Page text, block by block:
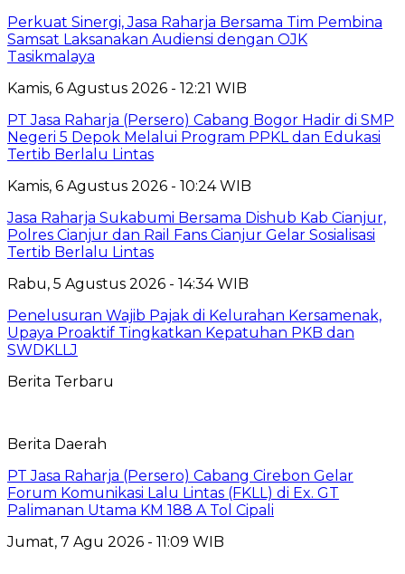
Perkuat Sinergi, Jasa Raharja Bersama Tim Pembina
Samsat Laksanakan Audiensi dengan OJK
Tasikmalaya
Kamis, 6 Agustus 2026 - 12:21 WIB
PT Jasa Raharja (Persero) Cabang Bogor Hadir di SMP
Negeri 5 Depok Melalui Program PPKL dan Edukasi
Tertib Berlalu Lintas
Kamis, 6 Agustus 2026 - 10:24 WIB
Jasa Raharja Sukabumi Bersama Dishub Kab Cianjur,
Polres Cianjur dan Rail Fans Cianjur Gelar Sosialisasi
Tertib Berlalu Lintas
Rabu, 5 Agustus 2026 - 14:34 WIB
Penelusuran Wajib Pajak di Kelurahan Kersamenak,
Upaya Proaktif Tingkatkan Kepatuhan PKB dan
SWDKLLJ
Berita Terbaru
Berita Daerah
PT Jasa Raharja (Persero) Cabang Cirebon Gelar
Forum Komunikasi Lalu Lintas (FKLL) di Ex. GT
Palimanan Utama KM 188 A Tol Cipali
Jumat, 7 Agu 2026 - 11:09 WIB